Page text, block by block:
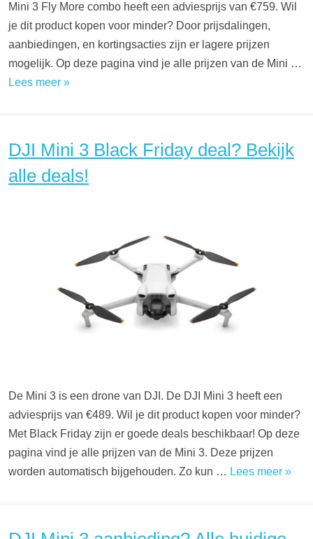
Mini 3 Fly More combo heeft een adviesprijs van €759. Wil
je dit product kopen voor minder? Door prijsdalingen,
aanbiedingen, en kortingsacties zijn er lagere prijzen
mogelijk. Op deze pagina vind je alle prijzen van de Mini …
Lees meer »
DJI Mini 3 Black Friday deal? Bekijk
alle deals!
De Mini 3 is een drone van DJI. De DJI Mini 3 heeft een
adviesprijs van €489. Wil je dit product kopen voor minder?
Met Black Friday zijn er goede deals beschikbaar! Op deze
pagina vind je alle prijzen van de Mini 3. Deze prijzen
worden automatisch bijgehouden. Zo kun … Lees meer »